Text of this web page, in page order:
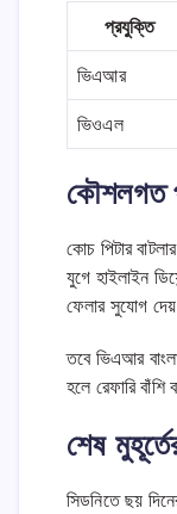
প্রযুক্তি
ভিএআর
ভিওএল
কৌশলগত
কোচ পিটার
যুগে হাইলাইন
ফেলার সুযোগ
তবে ভিএআর
হলে রেফারি
শেষ
সিডনিতে ছয়